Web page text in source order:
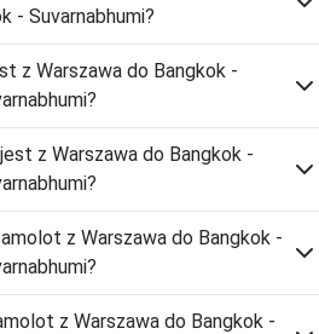
- Suvarnabhumi?
z Warszawa do Bangkok -
z Warszawa do Bangkok -
z Warszawa do Bangkok -
z Warszawa do Bangkok -